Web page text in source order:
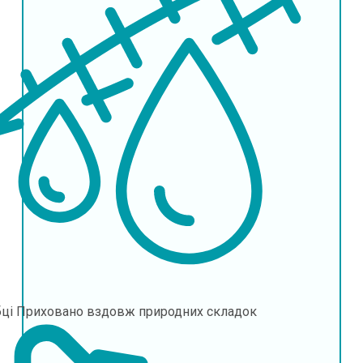
Приховано вздовж природних складок